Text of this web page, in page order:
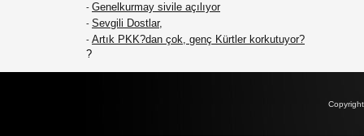
- Genelkurmay sivile açılıyor
- Sevgili Dostlar,
- Artık PKK?dan çok, genç Kürtler korkutuyor?
?